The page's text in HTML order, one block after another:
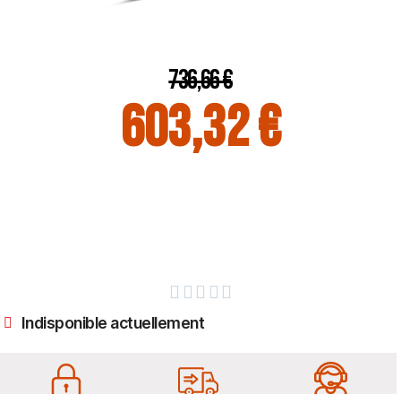
736,66 €
603,32 €
    
Indisponible actuellement